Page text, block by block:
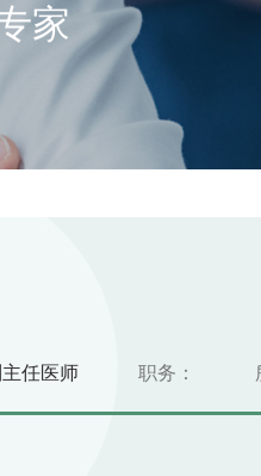
家
任医师 职务：